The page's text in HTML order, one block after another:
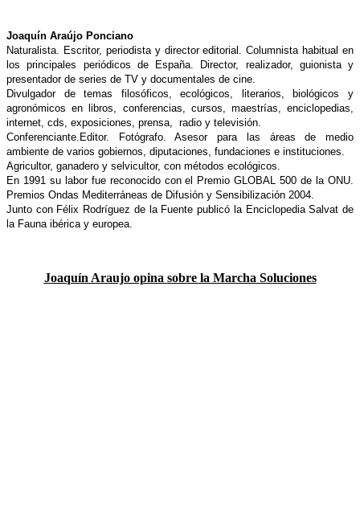
Joaquín Araújo Ponciano
Naturalista. Escritor, periodista y director editorial. Columnista habitual en
los principales periódicos de España. Director, realizador, guionista y
presentador de series de TV y documentales de cine.
Divulgador de temas filosóficos, ecológicos, literarios, biológicos y
agronómicos en libros, conferencias, cursos, maestrías, enciclopedias,
internet, cds, exposiciones, prensa, radio y televisión.
Conferenciante.Editor. Fotógrafo. Asesor para las áreas de medio
ambiente de varios gobiernos, diputaciones, fundaciones e instituciones.
Agricultor, ganadero y selvicultor, con métodos ecológicos.
En 1991 su labor fue reconocido con el Premio GLOBAL 500 de la ONU.
Premios Ondas Mediterráneas de Difusión y Sensibilización 2004.
Junto con Félix Rodríguez de la Fuente publicó la Enciclopedia Salvat de
la Fauna ibérica y europea.
Joaquín Araujo opina sobre la Marcha Soluciones